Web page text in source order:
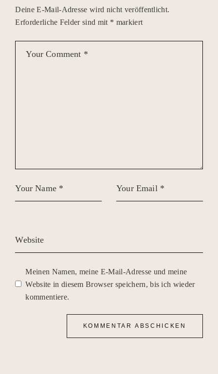
Deine E-Mail-Adresse wird nicht veröffentlicht.
Erforderliche Felder sind mit * markiert
Meinen Namen, meine E-Mail-Adresse und meine
Website in diesem Browser speichern, bis ich wieder
kommentiere.
KOMMENTAR ABSCHICKEN